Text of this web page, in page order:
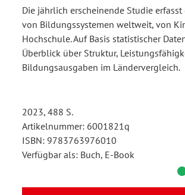
Die jährlich erscheinende Studie
von Bildungssystemen weltweit, von
Hochschule. Auf Basis statistischer
Überblick über Struktur,
Bildungsausgaben im Ländervergleich.
2023, 488 S.
Artikelnummer: 6001821q
ISBN: 9783763976010
Verfügbar als: Buch, E-Book